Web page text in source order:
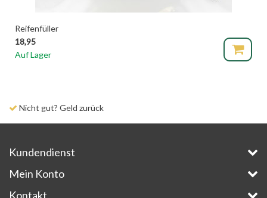
Reifenfüller
18,95
Auf Lager
Nicht gut? Geld zurück
Kundendienst
Mein Konto
Kontakt